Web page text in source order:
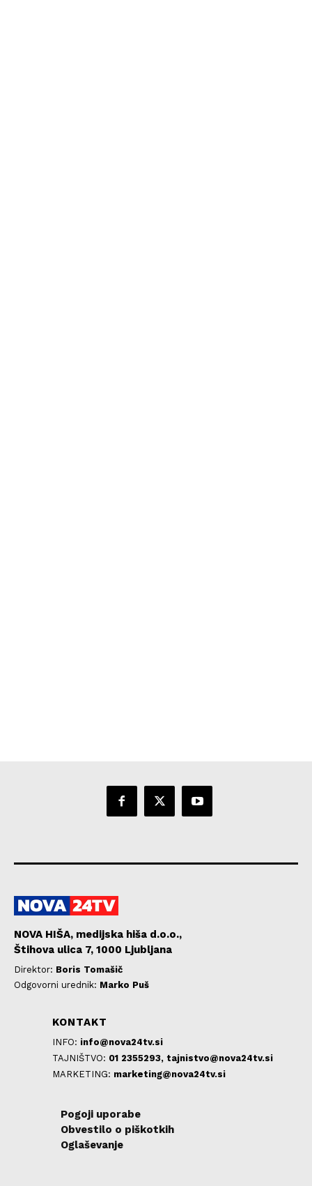
NOVA HIŠA, medijska hiša d.o.o.,
Štihova ulica 7, 1000 Ljubljana
Direktor: Boris Tomašič
Odgovorni urednik: Marko Puš
KONTAKT
INFO: info@nova24tv.si
TAJNIŠTVO: 01 2355293, tajnistvo@nova24tv.si
MARKETING: marketing@nova24tv.si
Pogoji uporabe
Obvestilo o piškotkih
Oglaševanje